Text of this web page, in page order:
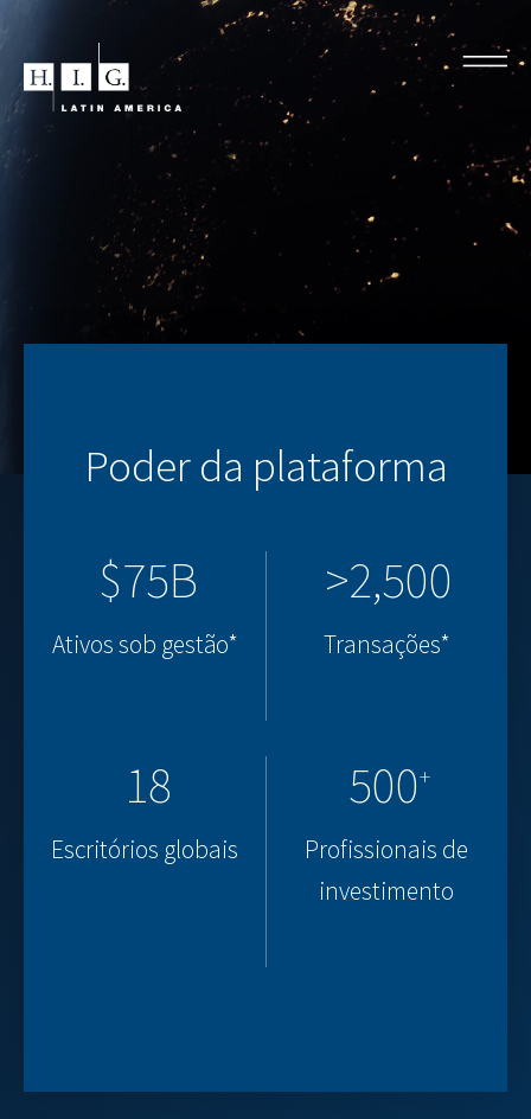
Poder da plataforma
$75B
Ativos sob gestão*
>2,500
Transações*
18
Escritórios globais
500+
Profissionais de
investimento